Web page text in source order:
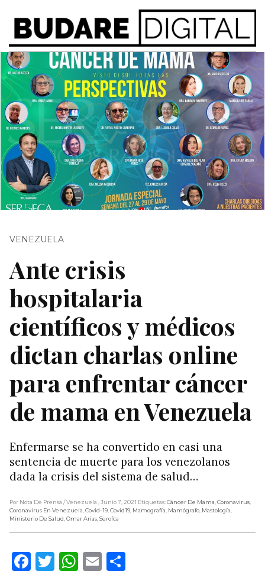
VENEZUELA
Ante crisis
hospitalaria
científicos y médicos
dictan charlas online
para enfrentar cáncer
de mama en Venezuela
Enfermarse se ha convertido en casi una
sentencia de muerte para los venezolanos
dada la crisis del sistema de salud…
Por Nota De Prensa / Venezuela , Junio 7, 2021 Etiquetas:Cáncer De Mama,Coronavirus,
Coronavirus En Venezuela,Covid-19,Covid19, Mamografía, Mamógrafo, Mastología,
Ministerio De Salud,Omar Arias,Serofca
Facebook
Twitter
WhatsApp
Email